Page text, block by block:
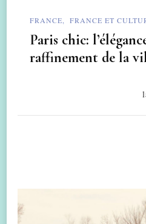
FRANCE FRANCE ET
Paris chic:
raffinement de la